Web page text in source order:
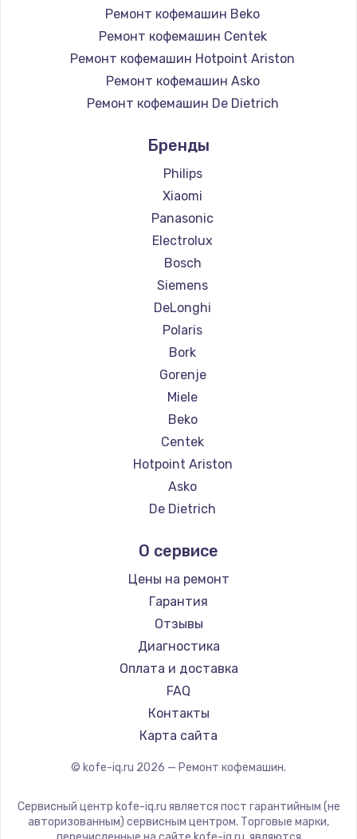
Ремонт кофемашин Beko
Ремонт кофемашин Centek
Ремонт кофемашин Hotpoint Ariston
Ремонт кофемашин Asko
Ремонт кофемашин De Dietrich
Ремонт кофемашин Ascaso
Ремонт кофемашин Jura
Ремонт кофемашин Olympia
Ремонт кофемашин La Cimbali
Ремонт кофемашин WMF
Ремонт кофемашин Yamaguchi
Ремонт кофемашин Nivona
Ремонт кофемашин Astoria
Ремонт кофемашин JVC
Ремонт кофемашин Ariston
Ремонт кофемашин Grundig
Ремонт кофемашин ROCKET MOZZAFIATO
Ремонт кофемашин Vivitek
Ремонт кофемашин Thomson
Ремонт кофемашин Hisense
Ремонт кофемашин DELTA
Ремонт кофемашин Tefal
Ремонт кофемашин RED solution
Ремонт кофемашин Bravilor Bonamat
Ремонт кофемашин Vard
Ремонт кофемашин Tuvio
Ремонт кофемашин Carrera
Ремонт кофемашин Supra
Бренды
Philips
Xiaomi
Panasonic
Electrolux
Bosch
Siemens
DeLonghi
Polaris
Bork
Gorenje
Miele
Beko
Centek
Hotpoint Ariston
Asko
De Dietrich
Ascaso
Jura
Olympia
La Cimbali
WMF
Yamaguchi
Nivona
Astoria
JVC
ROCKET MOZZAFIATO
Vivitek
О сервисе
Цены на ремонт
Гарантия
Отзывы
Диагностика
Оплата и доставка
FAQ
Контакты
Карта сайта
© kofe-iq.ru 2026 — Ремонт кофемашин.
Сервисный центр kofe-iq.ru является пост гарантийным (не
авторизованным) сервисным центром. Торговые марки,